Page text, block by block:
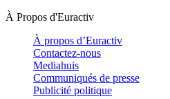
À Propos d'Euractiv
À propos d’Euractiv
Contactez-nous
Mediahuis
Communiqués de presse
Publicité politique